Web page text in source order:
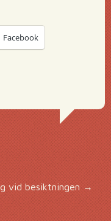
Facebook
vid besiktningen→